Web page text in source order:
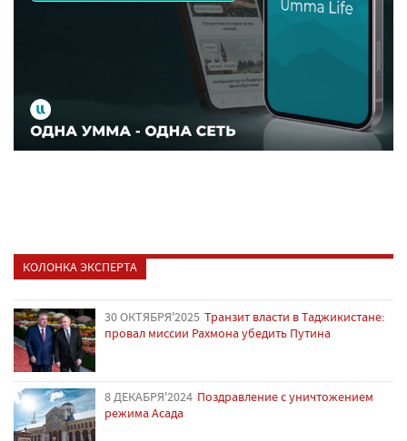
КОЛОНКА ЭКСПЕРТА
30 ОКТЯБРЯ'2025 Транзит власти в Таджикистане:
провал миссии Рахмона убедить Путина
8 ДЕКАБРЯ'2024 Поздравление с уничтожением
режима Асада